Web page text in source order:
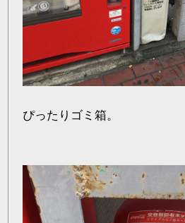
ぴったりゴミ箱。